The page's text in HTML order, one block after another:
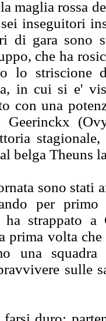
maglia rossa
inseguitori
di gara sono
che ha
lo striscione
in cui si e'
con una
Geerinckx
belga Theuns
sono stati
per
ha strappato
prima volta
una
sulle